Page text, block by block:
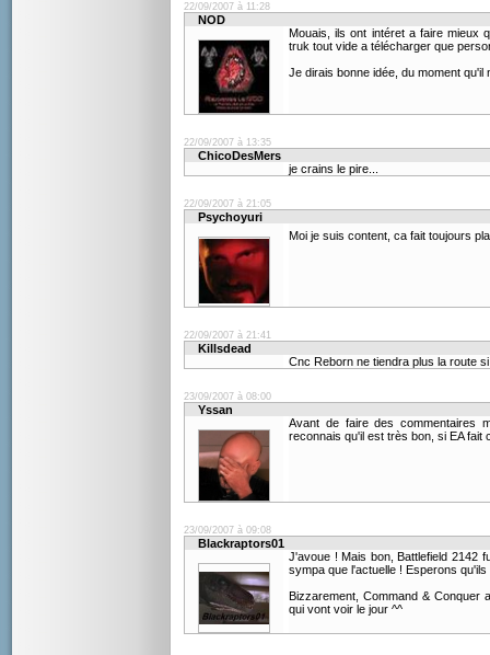
22/09/2007 à 11:28
NOD
Mouais, ils ont intéret a faire mieux
truk tout vide a télécharger que
Je dirais bonne idée, du moment
22/09/2007 à 13:35
ChicoDesMers
je crains le pire...
22/09/2007 à 21:05
Psychoyuri
Moi je suis content, ca fait toujours
22/09/2007 à 21:41
Killsdead
Cnc Reborn ne tiendra plus la route
23/09/2007 à 08:00
Yssan
Avant de faire des commentaires
reconnais qu'il est très bon, si EA fait
23/09/2007 à 09:08
Blackraptors01
J'avoue ! Mais bon, Battlefield 2142
sympa que l'actuelle ! Esperons
Bizzarement, Command & Conquer
qui vont voir le jour ^^